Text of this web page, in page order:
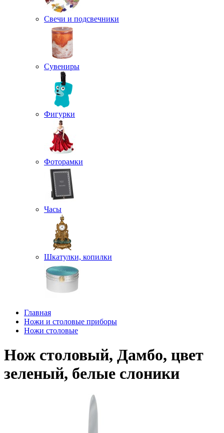
Свечи и подсвечники
Сувениры
Фигурки
Фоторамки
Часы
Шкатулки, копилки
Главная
Ножи и столовые приборы
Ножи столовые
Нож столовый, Дамбо, цвет
зеленый, белые слоники